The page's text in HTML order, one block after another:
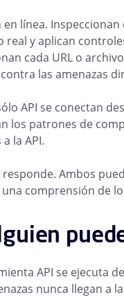
en línea.
y aplican
cada URL o
las amenazas
API se conectan
los patrones de
la API.
Ambos
comprensión de
API se ejecuta
nunca llegan a